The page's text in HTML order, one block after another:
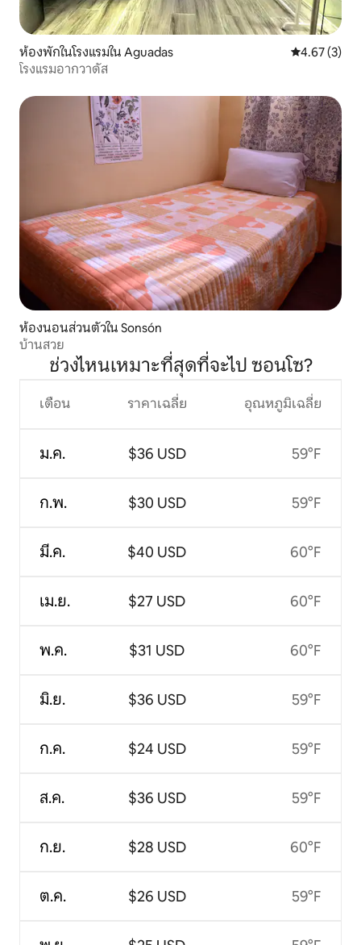
ห้องพักในโรงแรมใน Aguadas คะแนนเฉลี่ย
4.67 (3)
โรงแรมอากวาดัส
ห้องนอนส่วนตัวใน Sonsón
บ้านสวย
ช่วงไหนเหมาะที่สุดที่จะไป ซอนโซ?
เดือน
ม.ค.
ก.พ.
มี.ค.
เม.ย.
พ.ค.
มิ.ย.
ก.ค.
ส.ค.
ก.ย.
ต.ค.
ราคาเฉลี่ย
$36 USD
$30 USD
$40 USD
$27 USD
$31 USD
$36 USD
$24 USD
$36 USD
$28 USD
$26 USD
อุณหภูมิเฉลี่ย
59°F
59°F
60°F
60°F
60°F
59°F
59°F
59°F
60°F
59°F